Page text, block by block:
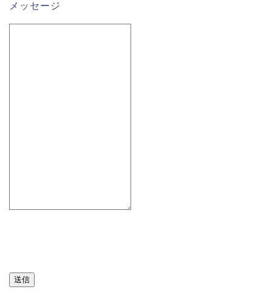
メッセージ
送信